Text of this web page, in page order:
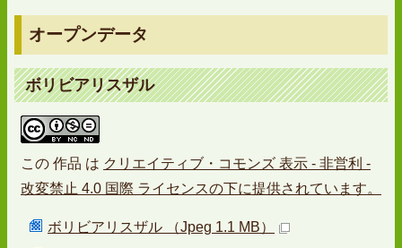
オープンデータ
ボリビアリスザル
この 作品 は クリエイティブ・コモンズ 表示 - 非営利 -
改変禁止 4.0 国際 ライセンスの下に提供されています。
ボリビアリスザル （Jpeg 1.1 MB）